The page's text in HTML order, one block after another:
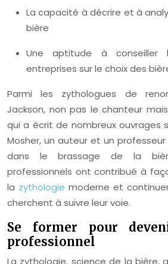
La capacité à décrire et à
bière
Une aptitude à
entreprises sur le choix des
Parmi les zythologues de
Jackson, non pas le chanteur
qui a écrit de nombreux ouvrages
Mosher, un auteur et un
dans le brassage de la
professionnels ont contribué à
la zythologie moderne et
cherchent à suivre leur voie.
Se former pour
professionnel
La zythologie, science de la bière,